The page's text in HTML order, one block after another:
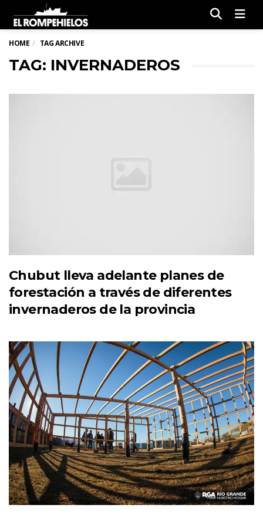
HOME TAG ARCHIVE
TAG: INVERNADEROS
Chubut lleva adelante planes de
forestación a través de diferentes
invernaderos de la provincia